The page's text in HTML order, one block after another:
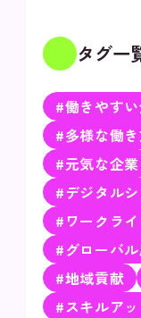
タグ一
#働きやす
#多様な働
#元気な企業
#デジタル
#ワークラ
#グローバ
#地域貢献
#スキルア